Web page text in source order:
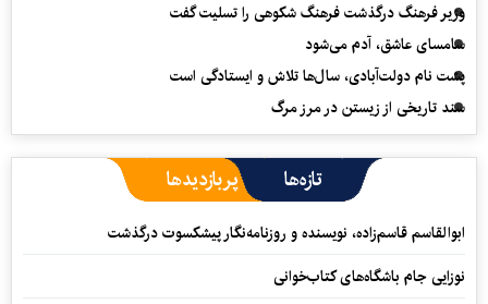
وزیر فرهنگ درگذشت فرهنگ شکوهی را تسلیت گفت
سامسای عاشق، آدم می‌شود
پشت نام دولت‌آبادی، سال‌ها تلاش و ایستادگی است
سند تاریخی از زیستن در مرز مرگ
تازه‌ها پربازدیدها
ابوالقاسم قاسم‌زاده، نویسنده و روزنامه‌نگار پیشکسوت درگذشت
نوزایی جام باشگاه‌های کتاب‌خوانی